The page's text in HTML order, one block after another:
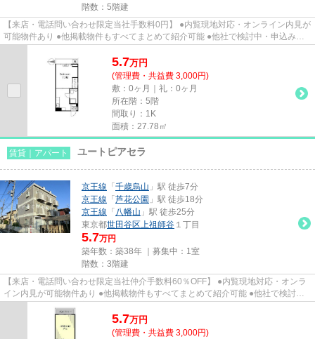
階数：5階建
【来店・電話問い合わせ限定当社手数料0円】 ●内覧現地対応・オンライン内見が
可能物件あり ●他掲載物件もすべてまとめて紹介可能 ●他社で検討中・申込み済
5.7万円
(管理費・共益費 3,000円)
敷：0ヶ月｜礼：0ヶ月
所在階：5階
間取り：1K
面積：27.78㎡
賃貸｜アパート ユートピアセラ
京王線 「 千歳烏山 」駅 徒歩7分
京王線 「 芦花公園 」駅 徒歩18分
京王線 「 八幡山 」駅 徒歩25分
東京都世田谷区上祖師谷 １丁目
5.7万円
築年数：築38年 ｜募集中： 1室
階数：3階建
【来店・電話問い合わせ限定当社仲介手数料60％OFF】 ●内覧現地対応・オンラ
イン内見が可能物件あり ●他掲載物件もすべてまとめて紹介可能 ●他社で検討
中・申込み済みのお客様、初期費...
5.7万円
(管理費・共益費 3,000円)